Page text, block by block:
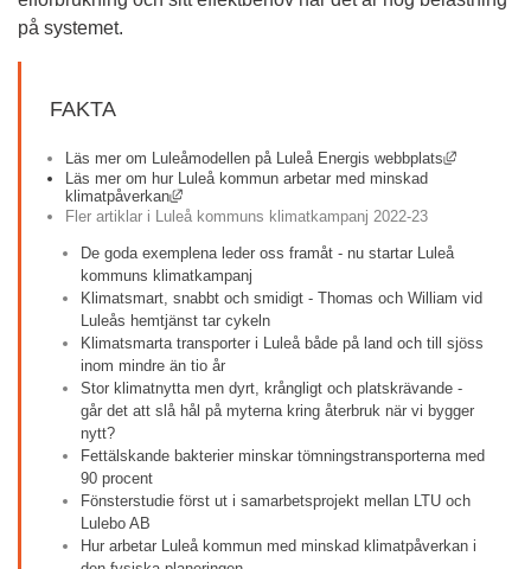
på systemet.
FAKTA
Läs mer om Luleåmodellen på Luleå Energis webbplats
Länk till
Läs mer om hur Luleå kommun arbetar med minskad
klimatpåverkan
Länk till annan webbplats, öppnas i nytt fönster.
Fler artiklar i Luleå kommuns klimatkampanj 2022-23
De goda exemplena leder oss framåt - nu startar Luleå
kommuns klimatkampanj
Klimatsmart, snabbt och smidigt - Thomas och William vid
Luleås hemtjänst tar cykeln
Klimatsmarta transporter i Luleå både på land och till sjöss
inom mindre än tio år
Stor klimatnytta men dyrt, krångligt och platskrävande -
går det att slå hål på myterna kring återbruk när vi bygger
nytt?
Fettälskande bakterier minskar tömningstransporterna med
90 procent
Fönsterstudie först ut i samarbetsprojekt mellan LTU och
Lulebo AB
Hur arbetar Luleå kommun med minskad klimatpåverkan i